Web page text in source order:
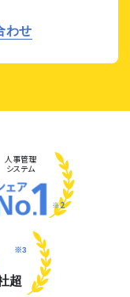
わせ
人事管理
システム
※2
超
※3